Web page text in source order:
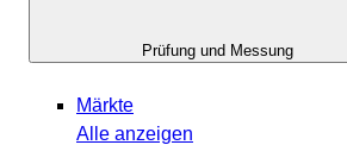
Prüfung und Messung
Märkte
Alle anzeigen